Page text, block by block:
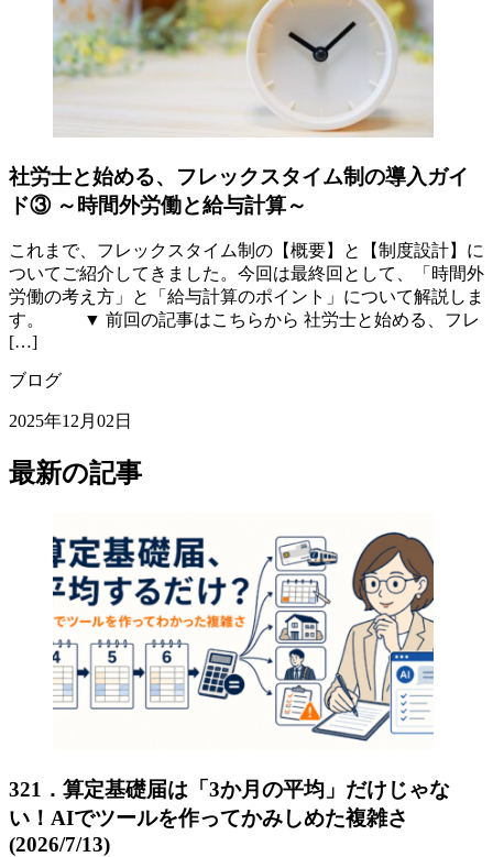
社労士と始める、フレックスタイム制の導入ガイ
ド③ ～時間外労働と給与計算～
これまで、フレックスタイム制の【概要】と【制度設計】に
ついてご紹介してきました。今回は最終回として、「時間外
労働の考え方」と「給与計算のポイント」について解説しま
す。 ▼ 前回の記事はこちらから 社労士と始める、フレ
[…]
ブログ
2025年12月02日
最新の記事
321．算定基礎届は「3か月の平均」だけじゃな
い！AIでツールを作ってかみしめた複雑さ
(2026/7/13)